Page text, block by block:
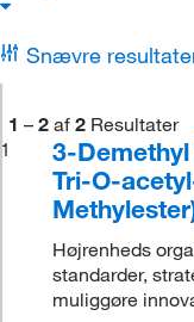
Snævre
1 – 2 af 2 Resultater
1
3-
Tri-O-
Højrenheds
standarder,
muliggøre